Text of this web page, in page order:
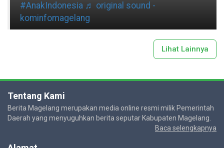
#AnakIndonesia ♬ original sound -
kominfomagelang
Lihat Lainnya
Tentang Kami
Berita Magelang merupakan media online resmi milik Pemerintah
Daerah yang menyuguhkan berita seputar Kabupaten Magelang.
Baca selengkapnya